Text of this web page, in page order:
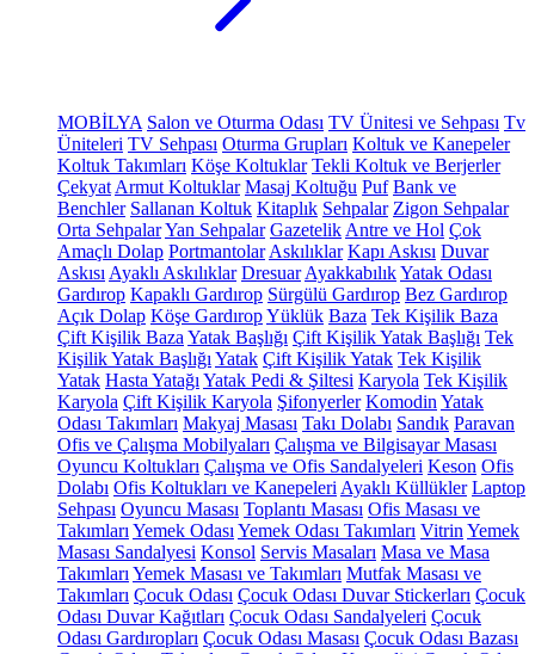
MOBİLYA Salon ve Oturma Odası TV Ünitesi ve Sehpası Tv
Üniteleri TV Sehpası Oturma Grupları Koltuk ve Kanepeler
Koltuk Takımları Köşe Koltuklar Tekli Koltuk ve Berjerler
Çekyat Armut Koltuklar Masaj Koltuğu Puf Bank ve
Benchler Sallanan Koltuk Kitaplık Sehpalar Zigon Sehpalar
Orta SehpalarYan Sehpalar Gazetelik Antre ve Hol Çok
Amaçlı Dolap Portmantolar Askılıklar Kapı Askısı Duvar
Askısı Ayaklı Askılıklar Dresuar AyakkabılıkYatak Odası
Gardırop Kapaklı Gardırop Sürgülü Gardırop Bez Gardırop
Açık Dolap Köşe GardıropYüklük Baza Tek Kişilik Baza
Çift Kişilik Baza Yatak Başlığı Çift Kişilik Yatak Başlığı Tek
Kişilik Yatak Başlığı Yatak Çift Kişilik Yatak Tek Kişilik
Yatak Hasta Yatağı Yatak Pedi & Şiltesi Karyola Tek Kişilik
Karyola Çift Kişilik Karyola Şifonyerler Komodin Yatak
Odası Takımları Makyaj Masası Takı Dolabı Sandık Paravan
Ofis ve Çalışma Mobilyaları Çalışma ve Bilgisayar Masası
Oyuncu Koltukları Çalışma ve Ofis Sandalyeleri Keson Ofis
Dolabı Ofis Koltukları ve Kanepeleri Ayaklı Küllükler Laptop
Sehpası Oyuncu Masası Toplantı Masası Ofis Masası ve
Takımları Yemek Odası Yemek Odası Takımları Vitrin Yemek
Masası Sandalyesi Konsol Servis Masaları Masa ve Masa
Takımları Yemek Masası ve Takımları Mutfak Masası ve
Takımları Çocuk Odası Çocuk Odası Duvar Stickerları Çocuk
Odası Duvar Kağıtları Çocuk Odası Sandalyeleri Çocuk
Odası Gardıropları Çocuk Odası Masası Çocuk Odası Bazası